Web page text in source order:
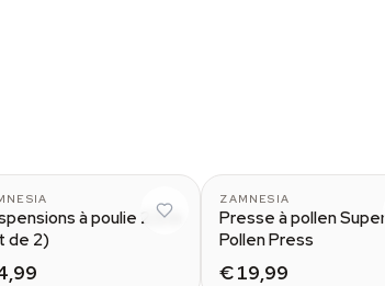
à poulie 2,5 m
de 2)
ZAMNESIA
Presse à pollen Super
Pollen Press
€ 19,99